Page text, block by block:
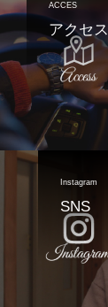
ACCES
アクセス
Instagram
SNS